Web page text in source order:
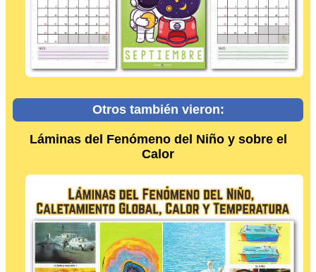
Otros también vieron:
Láminas del Fenómeno del Niño y sobre el
Calor